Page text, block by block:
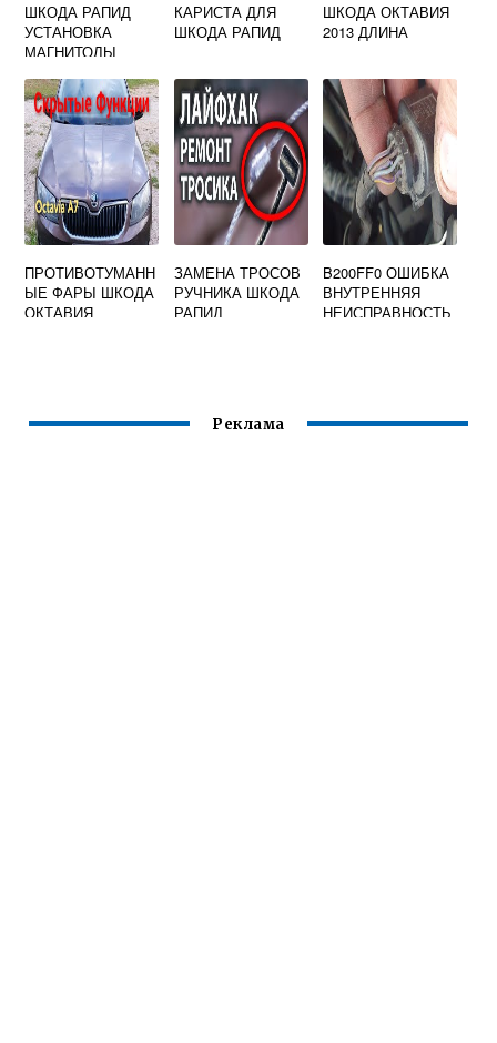
ШКОДА РАПИД
УСТАНОВКА
МАГНИТОЛЫ
КАРИСТА ДЛЯ
ШКОДА РАПИД
ШКОДА ОКТАВИЯ
2013 ДЛИНА
ПРОТИВОТУМАНН
ЫЕ ФАРЫ ШКОДА
ОКТАВИЯ
ЗАМЕНА ТРОСОВ
РУЧНИКА ШКОДА
РАПИД
B200FF0 ОШИБКА
ВНУТРЕННЯЯ
НЕИСПРАВНОСТЬ
Реклама